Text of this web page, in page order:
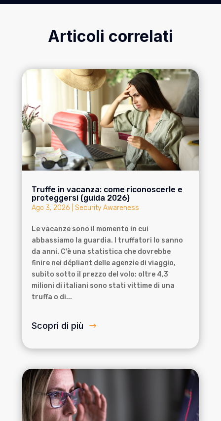
Articoli correlati
Truffe in vacanza: come riconoscerle e
proteggersi (guida 2026)
Ago 3, 2026| Security Awareness
Le vacanze sono il momento in cui
abbassiamo la guardia. I truffatori lo sanno
da anni. C'è una statistica che dovrebbe
finire nei dépliant delle agenzie di viaggio,
subito sotto il prezzo del volo: oltre 4,3
milioni di italiani sono stati vittime di una
truffa o di...
Scopri di più